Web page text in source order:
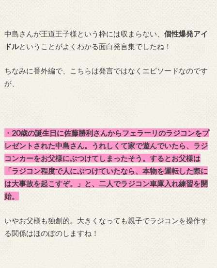
中島さんが王道王子様という枠には収まらない、 個性爆発アイ
ドルということがよくわかる面白発言集でしたね！
ちなみに番外編で、こちらは発言ではなくエピソードなのです
が、
・20歳の誕生日に佐藤勝利さんからフェラーリのラジコンをプ
レゼントされた中島さん。うれしくて家で遊んでいたら、ラジ
コンカーをお父様にぶつけてしまったそう。するとお父様は
「ラジコン程度で人にぶつけていたなら、本物を運転した際に
は大事故を起こすぞ。」と、二人でラジコン車庫入れ練習を開
始。
いやお父様も独創的。大きくなっても親子でラジコンを操作す
る関係はほのぼのしますね！